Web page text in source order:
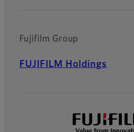
Fujifilm Group
FUJIFILM Holdings